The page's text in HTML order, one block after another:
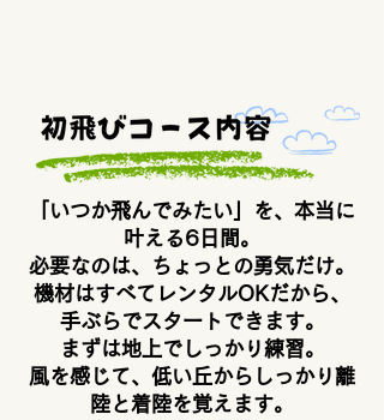
「いつか飛んでみたい」を、本当に
叶える6日間。
必要なのは、ちょっとの勇気だけ。
機材はすべてレンタルOKだから、
手ぶらでスタートできます。
まずは地上でしっかり練習。
風を感じて、低い丘からしっかり離
陸と着陸を覚えます。